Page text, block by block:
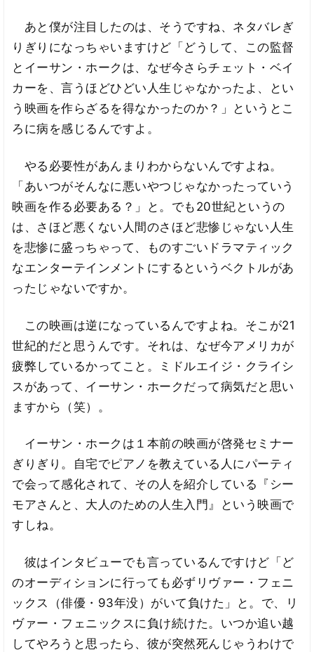
あと僕が注目したのは、そうですね、ネタバレぎ
りぎりになっちゃいますけど「どうして、この監督
とイーサン・ホークは、なぜ今さらチェット・ベイ
カーを、言うほどひどい人生じゃなかったよ、とい
う映画を作らざるを得なかったのか？」というとこ
ろに病を感じるんですよ。
やる必要性があんまりわからないんですよね。
「あいつがそんなに悪いやつじゃなかったっていう
映画を作る必要ある？」と。でも20世紀というの
は、さほど悪くない人間のさほど悲惨じゃない人生
を悲惨に盛っちゃって、ものすごいドラマティック
なエンターテインメントにするというベクトルがあ
ったじゃないですか。
この映画は逆になっているんですよね。そこが21
世紀的だと思うんです。それは、なぜ今アメリカが
疲弊しているかってこと。ミドルエイジ・クライシ
スがあって、イーサン・ホークだって病気だと思い
ますから（笑）。
イーサン・ホークは１本前の映画が啓発セミナー
ぎりぎり。自宅でピアノを教えている人にパーティ
で会って感化されて、その人を紹介している『シー
モアさんと、大人のための人生入門』という映画で
すしね。
彼はインタビューでも言っているんですけど「ど
のオーディションに行っても必ずリヴァー・フェニ
ックス（俳優・93年没）がいて負けた」と。で、リ
ヴァー・フェニックスに負け続けた。いつか追い越
してやろうと思ったら、彼が突然死んじゃうわけで